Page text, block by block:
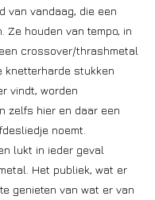
van vandaag, die een
Ze houden van tempo, in
crossover/thrashmetal
knetterharde stukken
vindt, worden
zelfs hier en daar een
noemt.
lukt in ieder geval
Het publiek, wat er
genieten van wat er van